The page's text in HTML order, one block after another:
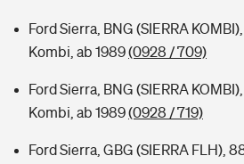
Ford Sierra, BNG (SIERRA
Kombi, ab 1989(0928 / 709)
Ford Sierra, BNG (SIERRA
Kombi, ab 1989(0928 / 719)
Ford Sierra, GBG (SIERRA FLH),